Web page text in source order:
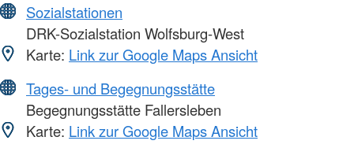
Sozialstationen
DRK-Sozialstation Wolfsburg-West
Karte: Link zur Google Maps Ansicht
Tages- und Begegnungsstätte
Begegnungsstätte Fallersleben
Karte: Link zur Google Maps Ansicht